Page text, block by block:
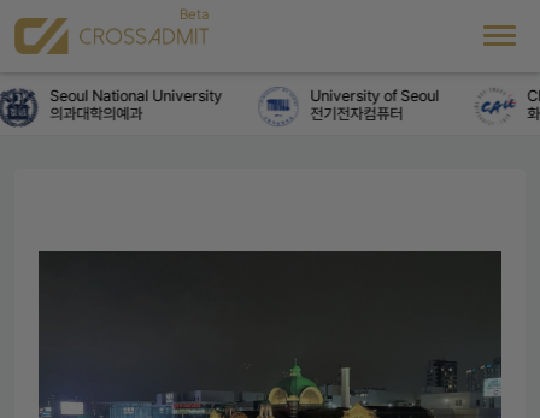
Seoul National University
의과대학의예과
University of Seoul
전기전자컴퓨터
화